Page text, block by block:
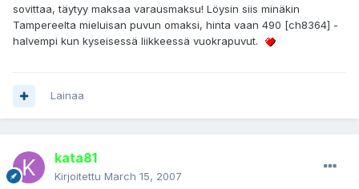
sovittaa, täytyy maksaa varausmaksu! Löysin siis minäkin
Tampereelta mieluisan puvun omaksi, hinta vaan 490 [ch8364] -
halvempi kun kyseisessä liikkeessä vuokrapuvut.
Lainaa
kata81
Kirjoitettu March 15, 2007